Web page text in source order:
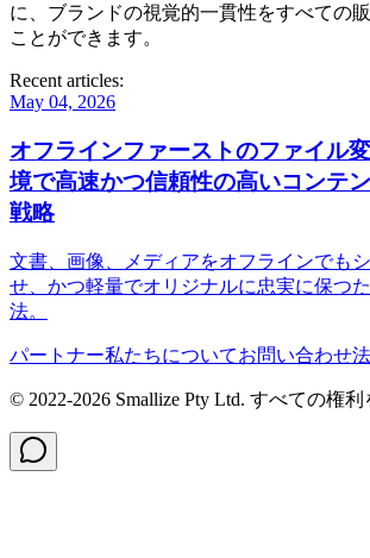
に、ブランドの視覚的一貫性をすべての
ことができます。
Recent articles:
May 04, 2026
オフラインファーストのファイル
境で高速かつ信頼性の高いコンテ
戦略
文書、画像、メディアをオフラインでも
せ、かつ軽量でオリジナルに忠実に保つ
法。
パートナー私たちについてお問い合わせ
© 2022-2026 Smallize Pty Ltd. すべての権利